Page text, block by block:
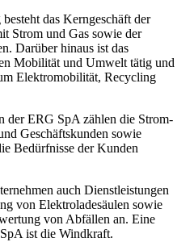
besteht das Kerngeschäft der
Strom und Gas sowie der
Darüber hinaus ist das
Mobilität und Umwelt tätig und
Elektromobilität, Recycling
der ERG SpA zählen die Strom-
Geschäftskunden sowie
Bedürfnisse der Kunden
auch Dienstleistungen
von Elektroladesäulen sowie
von Abfällen an. Eine
ist die Windkraft.